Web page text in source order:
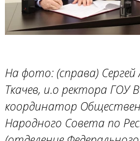
На фото: (справа) Сергей
Ткачев, и.о ректора ГОУ
координатор
Народного Совета по